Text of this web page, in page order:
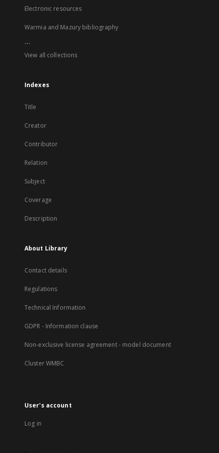
Electronic resources
Warmia and Mazury bibliography
...
View all collections
Indexes
Title
Creator
Contributor
Relation
Subject
Coverage
Description
About Library
Contact details
Regulations
Technical Information
GDPR - Information clause
Non-exclusive license agreement - model document
Cluster WMBC
User's account
Log in